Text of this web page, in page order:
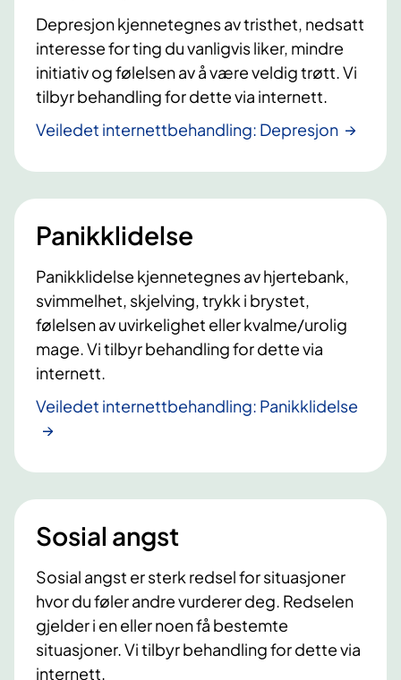
Depresjon kjennetegnes av tristhet, nedsatt
interesse for ting du vanligvis liker, mindre
initiativ og følelsen av å være veldig trøtt. Vi
tilbyr behandling for dette via internett.
Veiledet internettbehandling: Depresjon
Panikklidelse
Panikklidelse kjennetegnes av hjertebank,
svimmelhet, skjelving, trykk i brystet,
følelsen av uvirkelighet eller kvalme/urolig
mage. Vi tilbyr behandling for dette via
internett.
Veiledet internettbehandling: Panikklidelse
Sosial angst
Sosial angst er sterk redsel for situasjoner
hvor du føler andre vurderer deg. Redselen
gjelder i en eller noen få bestemte
situasjoner. Vi tilbyr behandling for dette via
internett.